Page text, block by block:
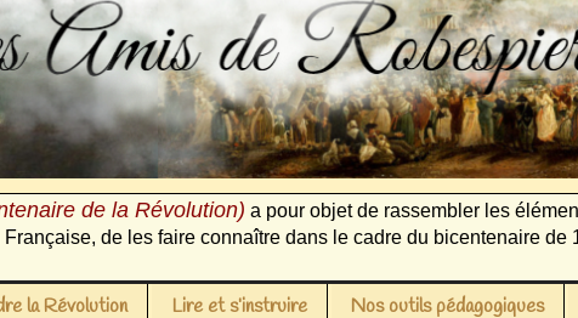
de la Révolution) a pour objet de rassembler les
de les faire connaître dans le cadre du bicentenaire de
la Révolution Lire et s’instruire Nos outils pédagogiques